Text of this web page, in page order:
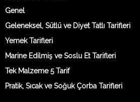
Genel
Geleneksel, Sütlü ve Diyet Tatlı Tarifleri
Yemek Tarifleri
Marine Edilmiş ve Soslu Et Tarifleri
Tek Malzeme 5 Tarif
Pratik, Sıcak ve Soğuk Çorba Tarifleri